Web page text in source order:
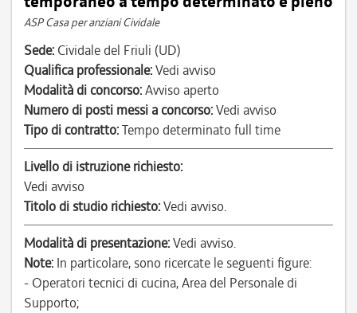
ASP Casa per anziani Cividale
Sede: Cividale del Friuli (UD)
Qualifica professionale:Vedi avviso
Modalità di concorso:Avviso aperto
Numero di posti messi a concorso:Vedi avviso
Tipo di contratto:Tempo determinato full time
Livello di istruzione richiesto:
Vedi avviso
Titolo di studio richiesto:Vedi avviso.
Modalità di presentazione:Vedi avviso.
Note: In particolare, sono ricercate le seguenti figure:
- Operatori tecnici di cucina, Area del Personale di
Supporto;